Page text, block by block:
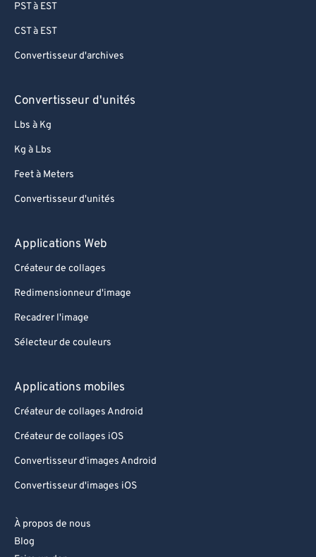
PST à EST
CST à EST
Convertisseur d'archives
Convertisseur d'unités
Lbs à Kg
Kg à Lbs
Feet à Meters
Convertisseur d'unités
Applications Web
Créateur de collages
Redimensionneur d'image
Recadrer l'image
Sélecteur de couleurs
Applications mobiles
Créateur de collages Android
Créateur de collages iOS
Convertisseur d'images Android
Convertisseur d'images iOS
À propos de nous
Blog